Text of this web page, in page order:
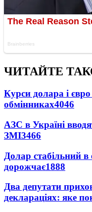
ЧИТАЙТЕ
Курси долара і
обмінниках4046
АЗС в Україні
ЗМІ3466
Долар стабільний
дорожчає1888
Два депутати
деклараціях: яке